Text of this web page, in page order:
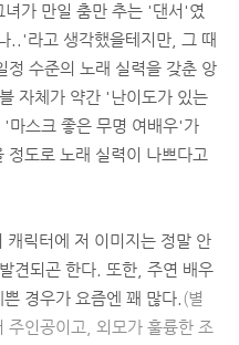
가 만일 춤만 추는 '댄서'였
..'라고 생각했을테지만, 그 때
수준의 노래 실력을 갖춘 앙
자체가 약간 '난이도가 있는
마스크 좋은 무명 여배우'가
도로 노래 실력이 나쁘다고
릭터에 저 이미지는 정말 안
견되곤 한다. 또한, 주연 배우
경우가 요즘엔 꽤 많다. (별
주인공이고, 외모가 훌륭한 조